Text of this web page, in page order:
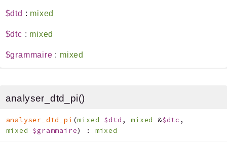
$dtd : mixed
$dtc : mixed
$grammaire : mixed
analyser_dtd_pi()
analyser_dtd_pi (mixed $dtd ,mixed &$dtc ,
mixed $grammaire) : mixed